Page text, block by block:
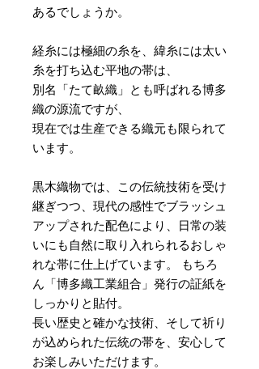
あるでしょうか。
経糸には極細の糸を、緯糸には太い
糸を打ち込む平地の帯は、
別名「たて畝織」とも呼ばれる博多
織の源流ですが、
現在では生産できる織元も限られて
います。
黒木織物では、この伝統技術を受け
継ぎつつ、現代の感性でブラッシュ
アップされた配色により、日常の装
いにも自然に取り入れられるおしゃ
れな帯に仕上げています。 もちろ
ん「博多織工業組合」発行の証紙を
しっかりと貼付。
長い歴史と確かな技術、そして祈り
が込められた伝統の帯を、安心して
お楽しみいただけます。